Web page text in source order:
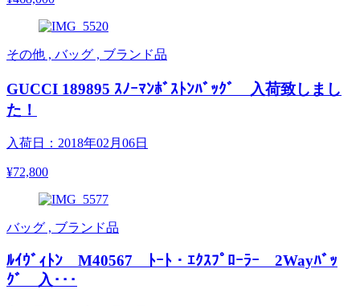
その他 , バッグ , ブランド品
GUCCI 189895 ｽﾉｰﾏﾝﾎﾞｽﾄﾝﾊﾞｯｸﾞ 入荷致しまし
た！
入荷日：2018年02月06日
¥72,800
バッグ , ブランド品
ﾙｲｳﾞｨﾄﾝ M40567 ﾄｰﾄ・ｴｸｽﾌﾟﾛｰﾗｰ 2Wayﾊﾞｯ
ｸﾞ 入･･･